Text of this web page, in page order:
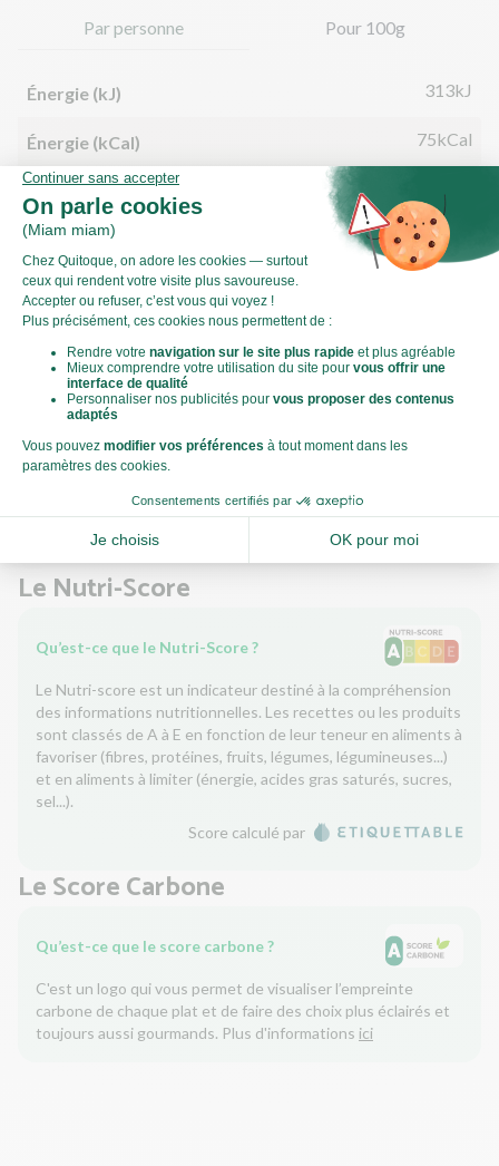
Par personne Pour 100g
Énergie (kJ) 313kJ
Énergie (kCal) 75kCal
Matières grasses
dont acides gras saturés 0,34g
Glucides
Fibres
Protéines
Le Nutri-Score
Qu’est-ce que le Nutri-Score ?
Le Nutri-score est un indicateur destiné à la compréhension
des informations nutritionnelles. Les recettes ou les produits
sont classés de A à E en fonction de leur teneur en aliments à
favoriser (fibres, protéines, fruits, légumes, légumineuses...)
et en aliments à limiter (énergie, acides gras saturés, sucres,
sel...).
Score calculé par
Le Score Carbone
Qu’est-ce que le score carbone ?
C'est un logo qui vous permet de visualiser l’empreinte
carbone de chaque plat et de faire des choix plus éclairés et
toujours aussi gourmands. Plus d'informations ici